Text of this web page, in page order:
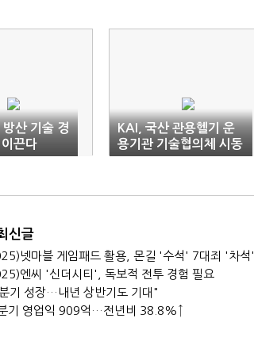
산 기술 경
끈다
KAI, 국산 관용헬기 운
용기관 기술협의체 시동
신글
넷마블 게임패드 활용, 몬길 '수석' 7대죄 '차석'
엔씨 '신더시티', 독보적 전투 경험 필요
기 성장…내년 상반기도 기대"
기 영업익 909억…전년비 38.8%↑